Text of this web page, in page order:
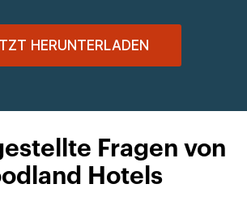
HERUNTERLADEN
Fragen von
Hotels